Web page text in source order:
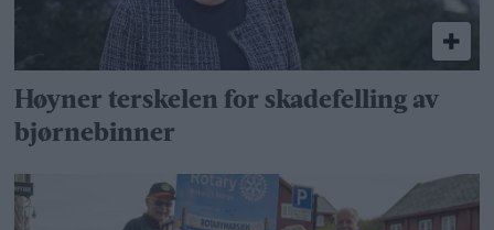
Høyner terskelen for skadefelling av
bjørnebinner